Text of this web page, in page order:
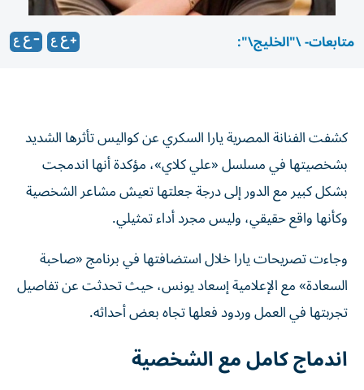
متابعات- \"الخليج\":
كشفت الفنانة المصرية يارا السكري عن كواليس تأثرها الشديد
بشخصيتها في مسلسل «علي كلاي»، مؤكدة أنها اندمجت
بشكل كبير مع الدور إلى درجة جعلتها تعيش مشاعر الشخصية
وكأنها واقع حقيقي، وليس مجرد أداء تمثيلي.
وجاءت تصريحات يارا خلال استضافتها في برنامج «صاحبة
السعادة» مع الإعلامية إسعاد يونس، حيث تحدثت عن تفاصيل
تجربتها في العمل وردود فعلها تجاه بعض أحداثه.
اندماج كامل مع الشخصية